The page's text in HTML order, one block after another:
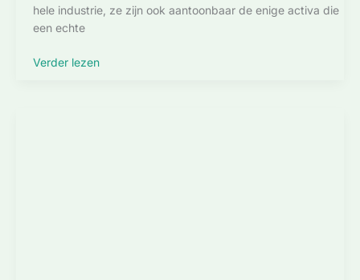
hele industrie, ze zijn ook aantoonbaar de enige activa die
een echte
Ethena
Verder lezen